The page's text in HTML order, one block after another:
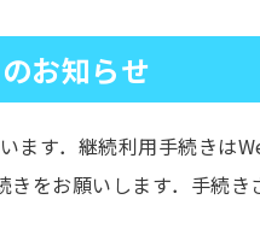
お知らせ
ます．継続利用手続きは
をお願いします．手続き